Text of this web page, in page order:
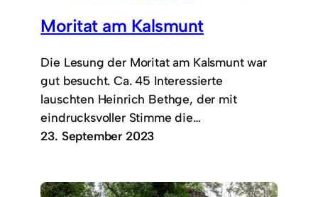
Moritat am Kalsmunt
Die Lesung der Moritat am Kalsmunt war
gut besucht. Ca. 45 Interessierte
lauschten Heinrich Bethge, der mit
eindrucksvoller Stimme die…
23. September 2023